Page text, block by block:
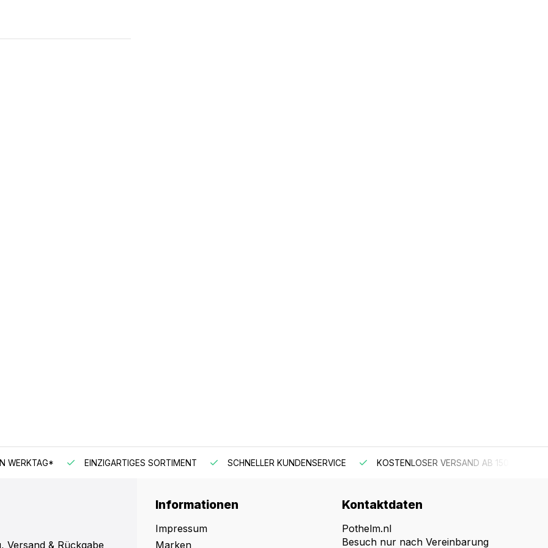
en mooi leer. Op
het past precies.
WERKTAG* EINZIGARTIGES SORTIMENT SCHNELLER KUNDENSERVICE KOSTENLOSER VERSAND AB 150 €
Versand & Rückgabe
Informationen
Impressum
Marken
Kontaktdaten
Pothelm.nl
Besuch nur nach Vereinbarung